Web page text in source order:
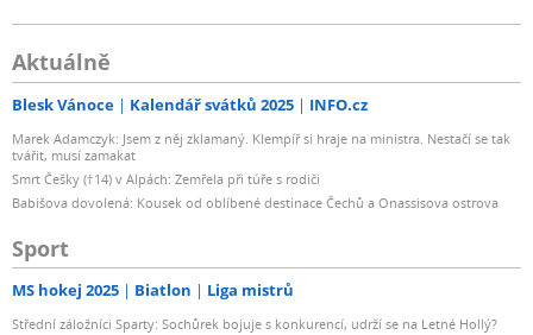
Aktuálně
Blesk Vánoce Kalendář svátků 2025 INFO.cz
Marek Adamczyk: Jsem z něj zklamaný. Klempíř si hraje na ministra. Nestačí se tak
tvářit, musí zamakat
Smrt Češky (†14) v Alpách: Zemřela při túře s rodiči
Babišova dovolená: Kousek od oblíbené destinace Čechů a Onassisova ostrova
Sport
MS hokej 2025 Biatlon Liga mistrů
Střední záložníci Sparty: Sochůrek bojuje s konkurencí, udrží se na Letné Hollý?